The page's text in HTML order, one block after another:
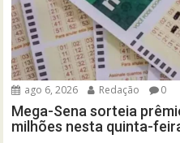
ago 6, 2026 Redação 0
Mega-Sena sorteia
milhões nesta quinta-